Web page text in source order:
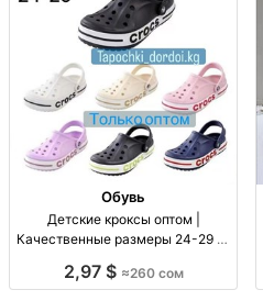
Обувь
Детские кроксы оптом |
Качественные размеры 24-29 из
Кроксы детские 24-29, опт, 260
2,97 $ ≈260 сом